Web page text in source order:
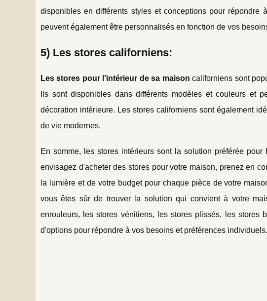
disponibles en différents styles et conceptions pour
peuvent également être personnalisés en fonction de vos
5) Les stores californiens:
Les stores pour l’intérieur de sa maisoncaliforniens sont
Ils sont disponibles dans différents modèles et couleurs et
décoration intérieure. Les stores californiens sont également
de vie modernes.
En somme, les stores intérieurs sont la solution préférée
envisagez d'acheter des stores pour votre maison, prenez en
la lumière et de votre budget pour chaque pièce de votre
vous êtes sûr de trouver la solution qui convient à votre
enrouleurs, les stores vénitiens, les stores plissés, les stores
d'options pour répondre à vos besoins et préférences individuels.